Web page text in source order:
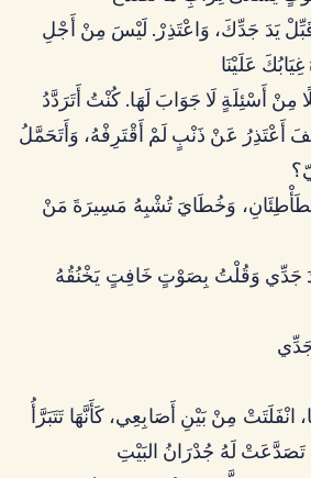
قَبِّلْ يَدَ جَدِّكَ، وَاعْتَذِرْ. لَيْسَ مِنْ أَجْلِ
مِنْ أَسْئِلَةٍ لَا جَوَابَ لَهَا. كُنْتُ أَتَرَدَّدُ
أَعْتَذِرُ عَنْ ذَنْبٍ لَمْ أَقْتَرِفْهُ، وَأَتَحَمَّلُ
وَخُطَايَ تُشْبِهُ مَسِيرَةَ مَنْ
جَدِّي وَقُلْتُ بِصَوْتٍ خَافِتٍ يَخْنُقُهُ
مِنْ بَيْنِ أَصَابِعِي، كَأَنَّهَا تَتَبَرَّأُ